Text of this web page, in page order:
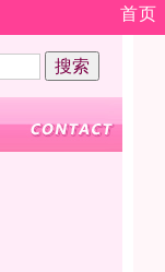
首页